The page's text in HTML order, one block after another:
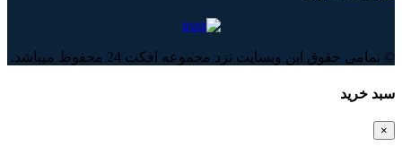
© تمامی حقوق این وبسایت نزد مجموعه افکت 24 محفوظ میباشد.
سبد خرید
×